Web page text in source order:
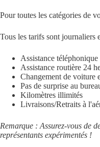
Pour toutes les catégories de
Tous les tarifs sont
Assistance
Assistance routière 24
Changement de voiture
Pas de surprise au
Kilomètres illimités
Livraisons/Retraits à
Remarque : Assurez-vous de
représentants expérimentés !